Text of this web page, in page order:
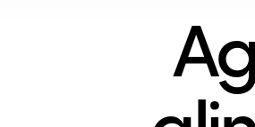
Expertises
Cas clients